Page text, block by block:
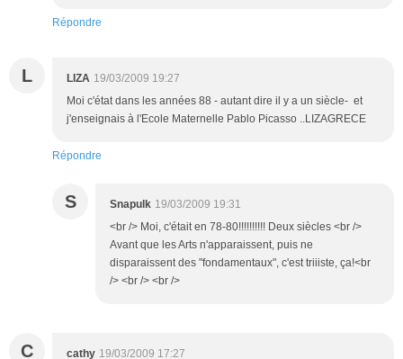
Répondre
L LIZA 19/03/2009 19:27
Moi c'état dans les années 88 - autant dire il y a un siècle- et
j'enseignais à l'Ecole Maternelle Pablo Picasso ..LIZAGRECE
Répondre
S Snapulk 19/03/2009 19:31
<br /> Moi, c'était en 78-80!!!!!!!!!! Deux siècles <br />
Avant que les Arts n'apparaissent, puis ne
disparaissent des "fondamentaux", c'est triiiste, ça!<br
/> <br /> <br />
C cathy 19/03/2009 17:27